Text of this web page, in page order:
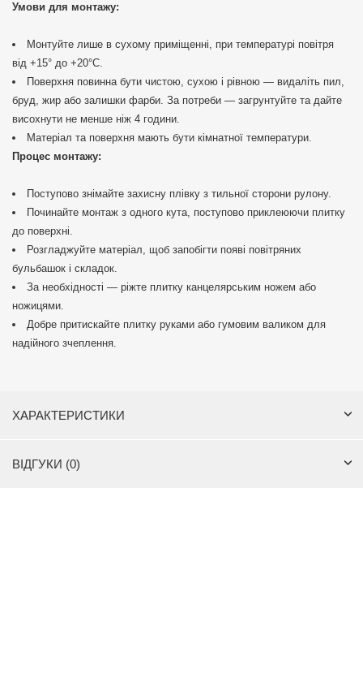
Умови для монтажу:
Монтуйте лише в сухому приміщенні, при температурі повітря
від +15° до +20°C.
Поверхня повинна бути чистою, сухою і рівною — видаліть пил,
бруд, жир або залишки фарби. За потреби — загрунтуйте та дайте
висохнути не менше ніж 4 години.
Матеріал та поверхня мають бути кімнатної температури.
Процес монтажу:
Поступово знімайте захисну плівку з тильної сторони рулону.
Починайте монтаж з одного кута, поступово приклеюючи плитку
до поверхні.
Розгладжуйте матеріал, щоб запобігти появі повітряних
бульбашок і складок.
За необхідності — ріжте плитку канцелярським ножем або
ножицями.
Добре притискайте плитку руками або гумовим валиком для
надійного зчеплення.
ХАРАКТЕРИСТИКИ
ВІДГУКИ (0)